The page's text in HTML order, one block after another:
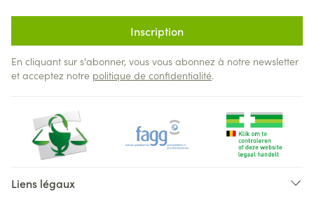
Inscription
En cliquant sur s'abonner, vous vous abonnez à notre newsletter
et acceptez notre politique de confidentialité.
Liens légaux